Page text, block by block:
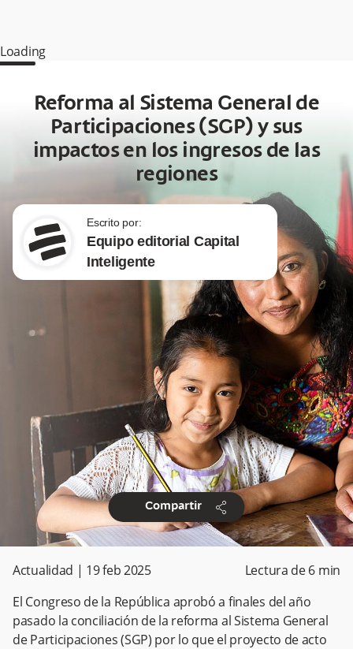
Loading
Reforma al Sistema General de
Participaciones (SGP) y sus
impactos en los ingresos de las
regiones
Escrito por:
Equipo editorial Capital
Inteligente
Compartir share
Actualidad | 19 feb 2025 Lectura de6 min
El Congreso de la República aprobó a finales del año
pasado la conciliación de la reforma al Sistema General
de Participaciones (SGP) por lo que el proyecto de acto